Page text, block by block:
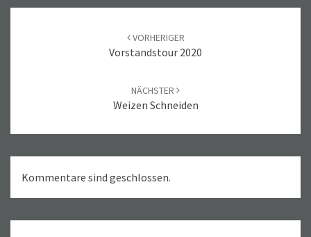
VORHERIGER
Vorstandstour 2020
NÄCHSTER
Weizen Schneiden
Kommentare sind geschlossen.